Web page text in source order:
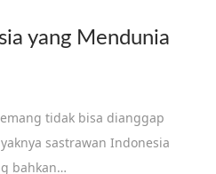
yang Mendunia
tidak bisa dianggap
sastrawan Indonesia
bahkan…